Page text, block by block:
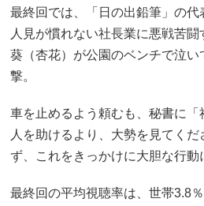
最終回では、「日の出鉛筆」の代
人見が慣れない社長業に悪戦苦
葵（杏花）が公園のベンチで泣い
撃。
車を止めるよう頼むも、秘書に
人を助けるより、大勢を見てくだ
ず、これをきっかけに大胆な行動
最終回の平均視聴率は、世帯3.8